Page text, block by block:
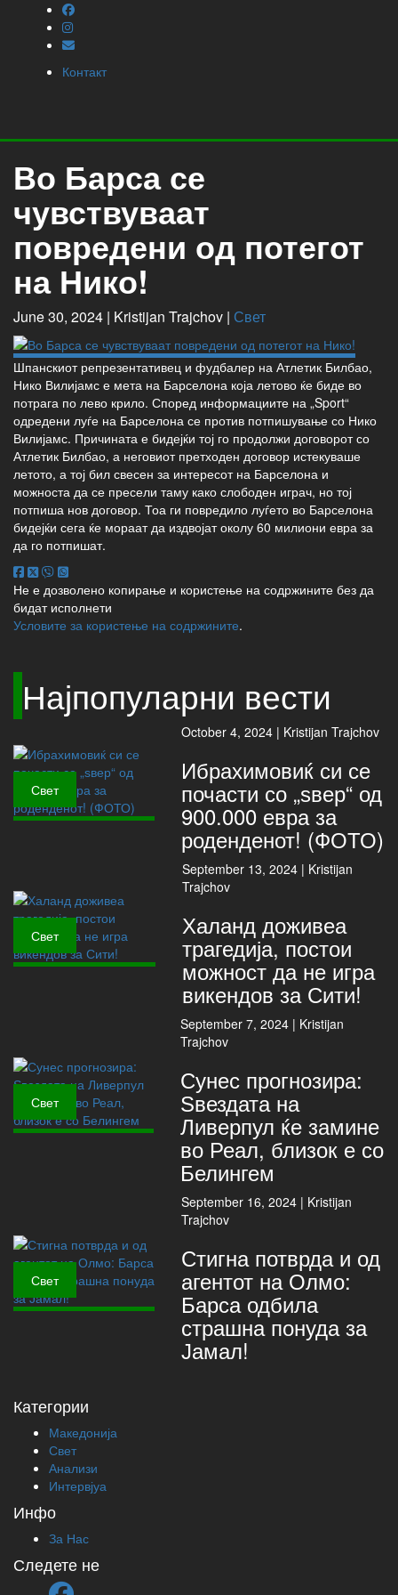
Контакт
Во Барса се
чувствуваат
повредени од потегот
на Нико!
June 30, 2024 | Kristijan Trajchov | Свет
Шпанскиот репрезентативец и фудбалер на Атлетик Билбао,
Нико Вилијамс е мета на Барселона која летово ќе биде во
потрага по лево крило. Според информациите на „Sport“
одредени луѓе на Барселона се против потпишување со Нико
Вилијамс. Причината е бидејќи тој го продолжи договорот со
Атлетик Билбао, а неговиот претходен договор истекуваше
летото, а тој бил свесен за интересот на Барселона и
можноста да се пресели таму како слободен играч, но тој
потпиша нов договор. Тоа ги повредило луѓето во Барселона
бидејќи сега ќе мораат да издвојат околу 60 милиони евра за
да го потпишат.
Не е дозволено копирање и користење на содржините без да
бидат исполнети
Условите за користење на содржините.
Најпопуларни вести
Свет
October 4, 2024 | Kristijan Trajchov
Ибрахимовиќ си се
почасти со „ѕвер“ од
900.000 евра за
роденденот! (ФОТО)
Свет
September 13, 2024 | Kristijan
Trajchov
Халанд доживеа
трагедија, постои
можност да не игра
викендов за Сити!
Свет
September 7, 2024 | Kristijan
Trajchov
Сунес прогнозира:
Ѕвездата на
Ливерпул ќе замине
во Реал, близок е со
Белингем
Свет
September 16, 2024 | Kristijan
Trajchov
Стигна потврда и од
агентот на Олмо:
Барса одбила
страшна понуда за
Јамал!
Категории
Македонија
Свет
Анализи
Интервјуа
Инфо
За Нас
Следете не